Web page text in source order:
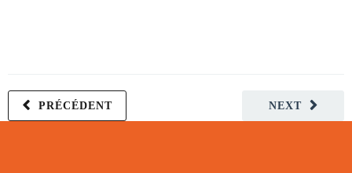
NEXT
PRÉCÉDENT